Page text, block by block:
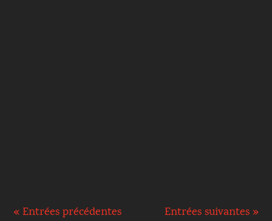
« Entrées précédentes Entrées suivantes »